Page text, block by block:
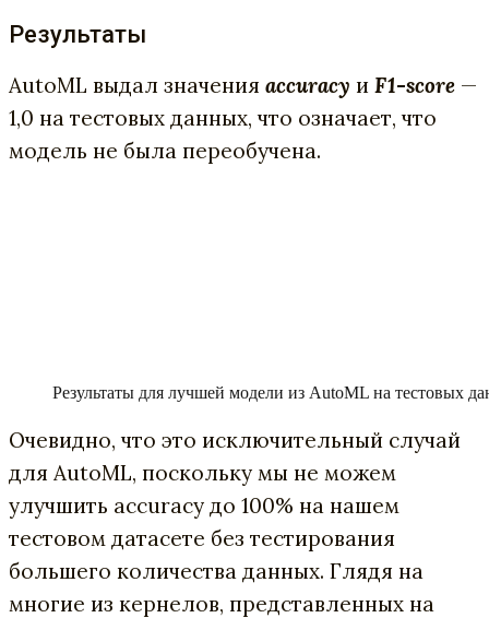
Результаты
AutoML выдал значения accuracy и F1-score —
1,0 на тестовых данных, что означает, что
модель не была переобучена.
Результаты для лучшей модели из AutoML на тестовых
Очевидно, что это исключительный случай
для AutoML, поскольку мы не можем
улучшить accuracy до 100% на нашем
тестовом датасете без тестирования
большего количества данных. Глядя на
многие из кернелов, представленных на